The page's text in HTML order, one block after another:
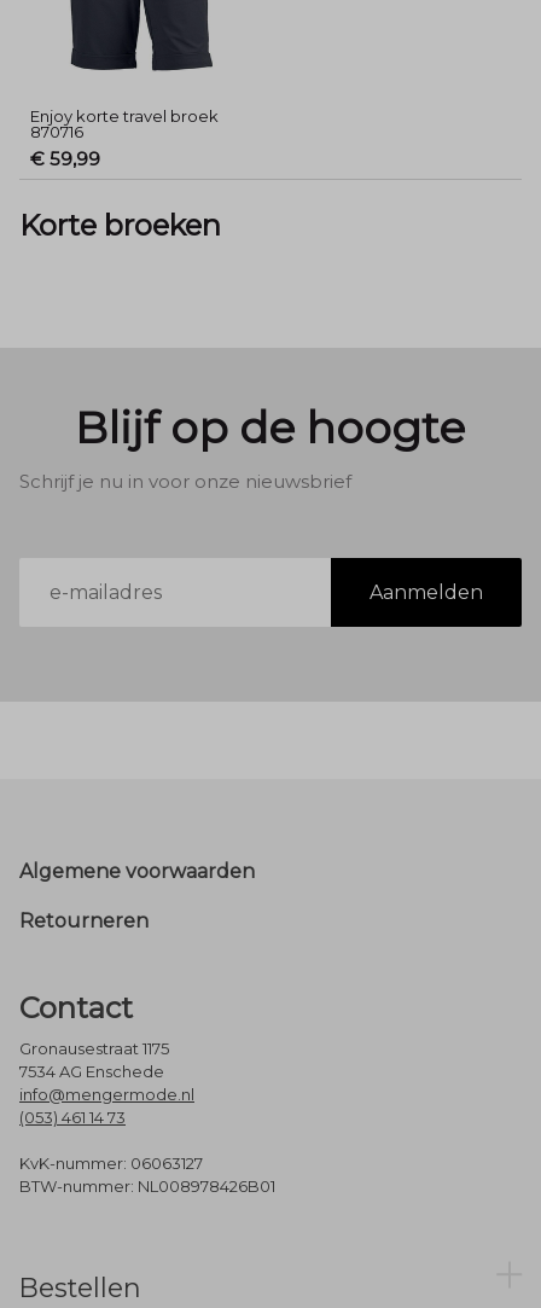
Enjoy korte travel broek
870716
€ 59,99
Korte broeken
Blijf op de hoogte
Schrijf je nu in voor onze nieuwsbrief
mailadres
Aanmelden
Footer
Algemene voorwaarden
Retourneren
Contact
Gronausestraat 1175
7534 AG Enschede
info@mengermode.nl
(053) 461 14 73
KvK-nummer: 06063127
BTW-nummer: NL008978426B01
Bestellen